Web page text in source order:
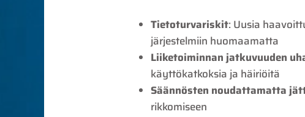
Tietoturvariskit: Uusia
järjestelmiin huomaamatta
Liiketoiminnan jatkuvuuden
käyttökatkoksia ja häiriöitä
Säännösten noudattamatta
rikkomiseen